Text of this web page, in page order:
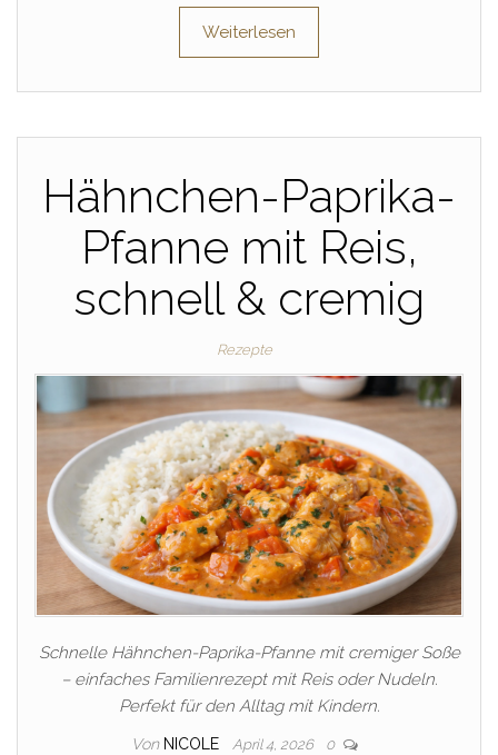
Weiterlesen
Hähnchen-Paprika-
Pfanne mit Reis,
schnell & cremig
Rezepte
Schnelle Hähnchen-Paprika-Pfanne mit cremiger Soße
– einfaches Familienrezept mit Reis oder Nudeln.
Perfekt für den Alltag mit Kindern.
Von NICOLE April 4, 2026 0